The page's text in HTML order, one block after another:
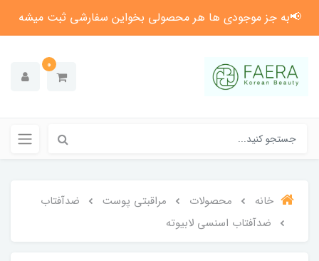
📢به جز موجودی ها هر محصولی بخواین سفارشی ثبت میشه
0
خانه محصولات مراقبتی پوست
ضدآفتاب
ضدآفتاب اسنسی لابیوته